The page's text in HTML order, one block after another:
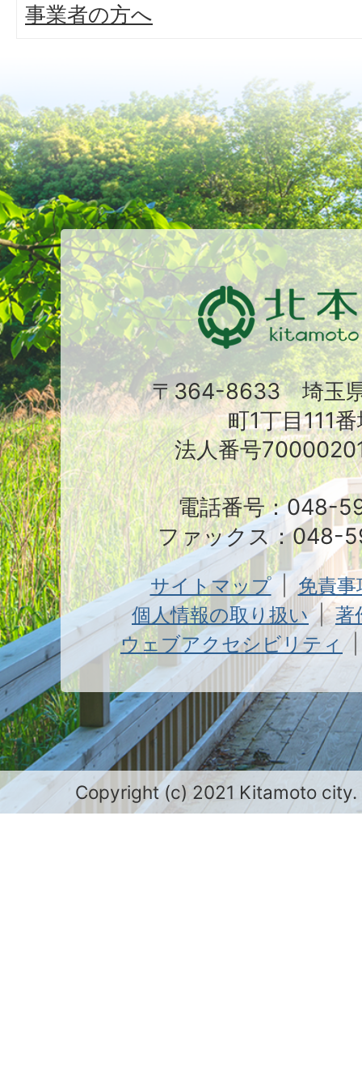
事業者の方へ
〒364-8633 埼玉
町1丁目111
法人番号
電話番号：048-
ファックス：048-
サイトマップ
免責
個人情報の取り扱い
著
ウェブアクセシビリティ
Copyright (c) 2021 Kitamoto city.